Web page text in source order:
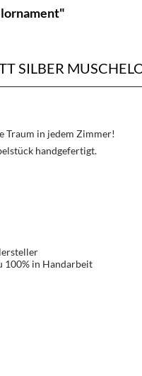
SILBER
Traum in jedem Zimmer!
handgefertigt.
100% in Handarbeit